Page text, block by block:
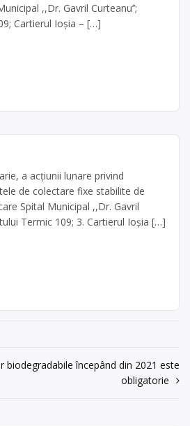
,,Dr. Gavril Curteanu’’;
Cartierul Ioşia – […]
a acţiunii lunare privind
de colectare fixe stabilite de
Spital Municipal ,,Dr. Gavril
Termic 109; 3. Cartierul Ioşia […]
biodegradabile începând din 2021 este
obligatorie